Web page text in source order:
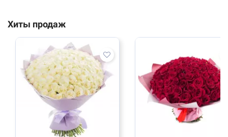
Хиты продаж